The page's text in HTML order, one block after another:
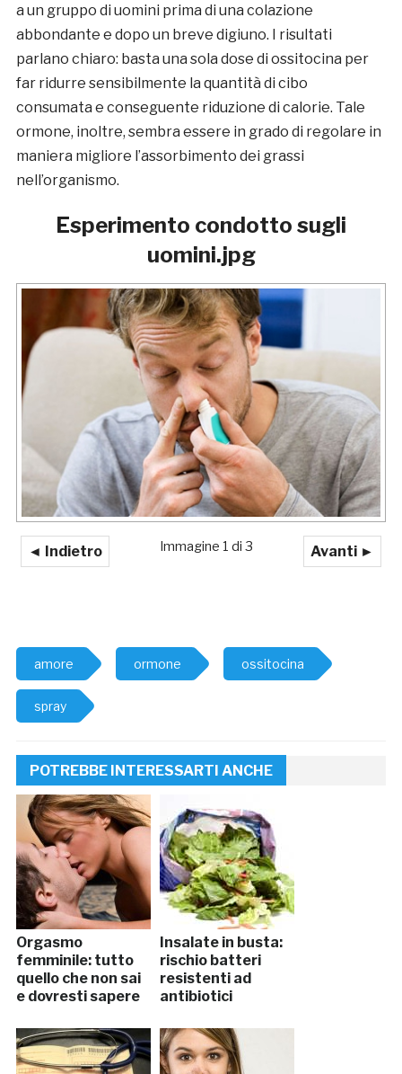
a un gruppo di uomini prima di una colazione
abbondante e dopo un breve digiuno. I risultati
parlano chiaro: basta una sola dose di ossitocina per
far ridurre sensibilmente la quantità di cibo
consumata e conseguente riduzione di calorie. Tale
ormone, inoltre, sembra essere in grado di regolare in
maniera migliore l’assorbimento dei grassi
nell’organismo.
Esperimento condotto sugli
uomini.jpg
◄ Indietro Avanti ►
Immagine 1 di 3
amore ormone ossitocina
spray
POTREBBE INTERESSARTI ANCHE
Orgasmo
femminile: tutto
quello che non sai
e dovresti sapere
Insalate in busta:
rischio batteri
resistenti ad
antibiotici